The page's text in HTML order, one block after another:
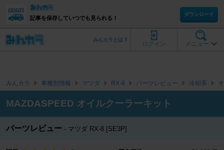
記事を保存していつでも見られる！
ダウンロード
メニュー
ログイン
みんカラとは？
みんカラ 車種別情報 マツダ RX-8 パーツレビュー 冷却系
MAZDASPEED オイルクーラーキット
パーツレビュー マツダ RX-8 [SE3P]